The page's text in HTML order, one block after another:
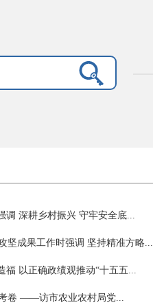
调 深耕乡村振兴 守牢安全底...
坚成果工作时强调 坚持精准方略...
福 以正确政绩观推动“十五五...
考卷 ——访市农业农村局党...